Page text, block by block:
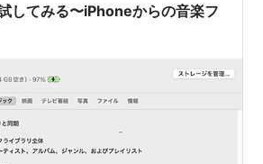
してみる〜iPhoneからの音楽フ